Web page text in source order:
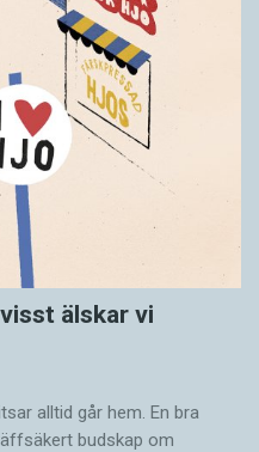
älskar vi
alltid går hem. En bra
budskap om